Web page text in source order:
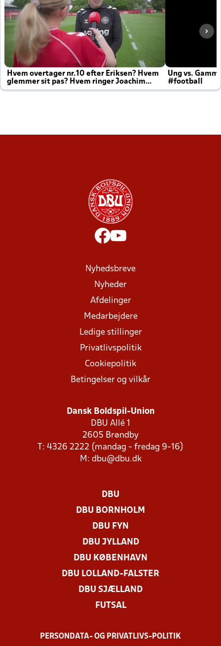
Hvem overtager nr.10 efter Eriksen? Hvem
glemmer sit pas? Hvem ringer Joachim
altid til efter kampe?
Ung vs.
#football
Nyhedsbreve
Nyheder
Afdelinger
Medarbejdere
Ledige stillinger
Privatlivspolitik
Cookiepolitik
Betingelser og vilkår
Dansk Boldspil-Union
DBU Allé 1
2605 Brøndby
T: 4326 2222 (mandag - fredag 9-16)
M: dbu@dbu.dk
DBU
DBU BORNHOLM
DBU FYN
DBU JYLLAND
DBU KØBENHAVN
DBU LOLLAND-FALSTER
DBU SJÆLLAND
FUTSAL
PERSONDATA- OG PRIVATLIVS-POLITIK